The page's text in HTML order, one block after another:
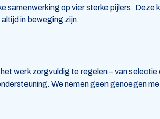
samenwerking op vier sterke pijlers.
in beweging zijn.
werk zorgvuldig te regelen – van selectie
We nemen geen genoegen